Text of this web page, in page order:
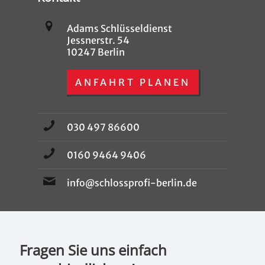
Adams Schlüsseldienst
Jessnerstr. 54
10247 Berlin
ANFAHRT PLANEN
030 497 86600
0160 9464 9406
info@schlossprofi-berlin.de
Fragen Sie uns einfach